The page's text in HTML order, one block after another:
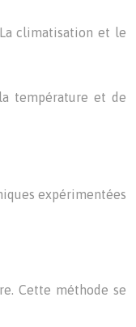
climatisation et le
température et de
expérimentées
Cette méthode se